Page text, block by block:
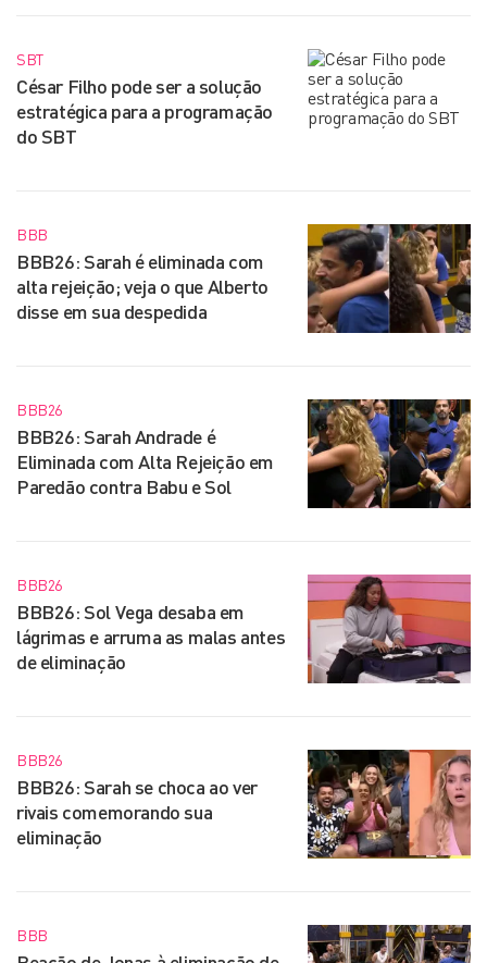
SBT
César Filho pode ser a solução
estratégica para a programação
do SBT
BBB
BBB26: Sarah é eliminada com
alta rejeição; veja o que Alberto
disse em sua despedida
BBB26
BBB26: Sarah Andrade é
Eliminada com Alta Rejeição em
Paredão contra Babu e Sol
BBB26
BBB26: Sol Vega desaba em
lágrimas e arruma as malas antes
de eliminação
BBB26
BBB26: Sarah se choca ao ver
rivais comemorando sua
eliminação
BBB